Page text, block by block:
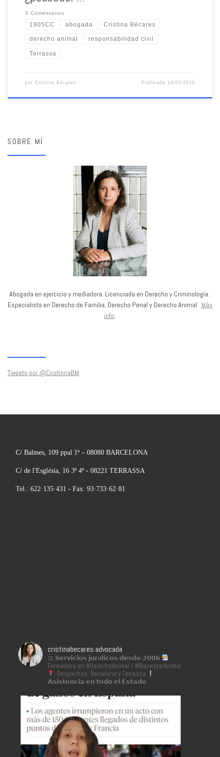
3 Comentarios
1905CC abogada Cristina Bécares
derecho animal responsabilidad civil
Terrassa
por Cristina Bécares Publicada 14/01/2019
SOBRE MÍ
Abogada en ejercicio y mediadora. Licenciada en Derecho y Criminología.
Especialista en Derecho de Familia, Derecho Penal y Derecho Animal. Más
info.
Tweets por @CristinnaBM
C/ Balmes, 109 ppal 1ª – 08080 BARCELONA
C/ de l'Església, 16 3º 4ª - 08221 TERRASSA
Tel.: 622·135·431 - Fax: 93·733·62·81
cristinabecares.advocada
⚖ 𝗦𝗲𝗿𝘃𝗶𝗰𝗶𝗼𝘀 𝗷𝘂𝗿í𝗱𝗶𝗰𝗼𝘀 𝗱𝗲𝘀𝗱𝗲 𝟮𝟬𝟬𝟲
Formadora en #DerechoAnimal / #BienestarAnimal
Despachos: Barcelona y Terrassa
𝗔𝘀𝗶𝘀𝘁𝗲𝗻𝗰𝗶𝗮 𝗲𝗻 𝘁𝗼𝗱𝗼 𝗲𝗹 𝗘𝘀𝘁𝗮𝗱𝗼